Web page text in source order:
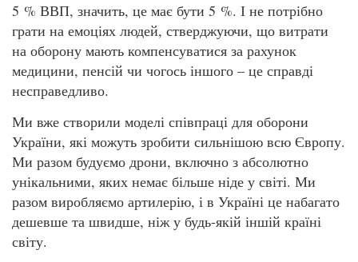
5 % ВВП, значить, це має бути 5 %. І не потрібно
грати на емоціях людей, стверджуючи, що витрати
на оборону мають компенсуватися за рахунок
медицини, пенсій чи чогось іншого – це справді
несправедливо.
Ми вже створили моделі співпраці для оборони
України, які можуть зробити сильнішою всю Європу.
Ми разом будуємо дрони, включно з абсолютно
унікальними, яких немає більше ніде у світі. Ми
разом виробляємо артилерію, і в Україні це набагато
дешевше та швидше, ніж у будь-якій іншій країні
світу.